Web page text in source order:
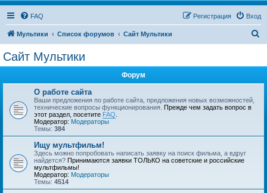
FAQ Вход
Регистрация
Мультики Список форумов Сайт Мультики
Сайт Мультики
Форум
О работе сайта
Ваши предложения по работе сайта, предложения новых возможностей,
технические вопросы функционирования. Прежде чем задать вопрос в
этот раздел, посетите FAQ
Модератор: Модераторы
Темы: 384
Ищу мультфильм!
Здесь можно попробовать написать заявку на поиск фильма, а вдруг
найдется? Принимаются заявки ТОЛЬКО на советские и российские
мультфильмы!
Модератор: Модераторы
Темы: 4514